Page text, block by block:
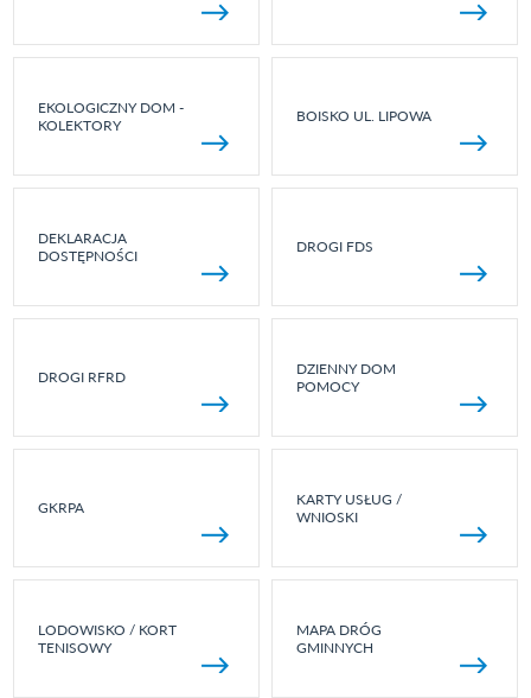
EKOLOGICZNY DOM -
KOLEKTORY
BOISKO UL. LIPOWA
DEKLARACJA
DOSTĘPNOŚCI
DROGI FDS
DROGI RFRD
DZIENNY DOM
POMOCY
GKRPA
KARTY USŁUG /
WNIOSKI
LODOWISKO / KORT
TENISOWY
MAPA DRÓG
GMINNYCH